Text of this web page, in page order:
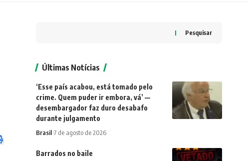
Pesquisar
Últimas Notícias
‘Esse país acabou, está tomado pelo
crime. Quem puder ir embora, vá’ —
desembargador faz duro desabafo
durante julgamento
Brasil 7 de agosto de 2026
Barrados no baile